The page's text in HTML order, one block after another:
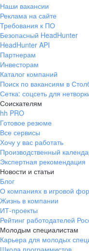
Наши вакансии
Реклама на сайте
Требования к ПО
Безопасный HeadHunter
HeadHunter API
Партнерам
Инвесторам
Каталог компаний
Поиск по вакансиям в
Сетка: соцсеть для
Соискателям
hh PRO
Готовое резюме
Все сервисы
Хочу у вас работать
Производственный
Экспертная рекомендация
Новости и статьи
Блог
О компаниях в игровой
Жизнь в компании
ИТ-проекты
Рейтинг работодателей
Молодым специалистам
Карьера для молодых